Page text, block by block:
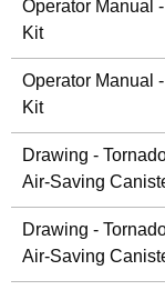
Operator Manual
Kit
Operator Manual
Kit
Drawing -
Air-Saving
Drawing -
Air-Saving